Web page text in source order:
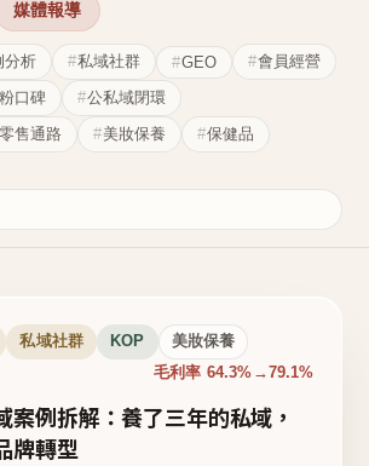
媒體報導
分析 私域社群 GEO
會員經營
口碑 公私域閉環
零售通路 美妝保養
保健品
私域社群 KOP 美妝保養
毛利率 64.3%→79.1%
案例拆解：養了三年的私域，
牌轉型